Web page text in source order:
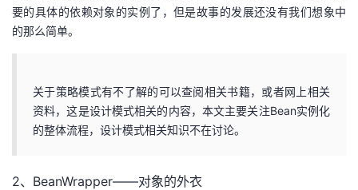
要的具体的依赖对象的实例了，但是故事的发展还没有我们想象中
的那么简单。
关于策略模式有不了解的可以查阅相关书籍，或者网上相关
资料，这是设计模式相关的内容，本文主要关注Bean实例化
的整体流程，设计模式相关知识不在讨论。
2、BeanWrapper——对象的外衣